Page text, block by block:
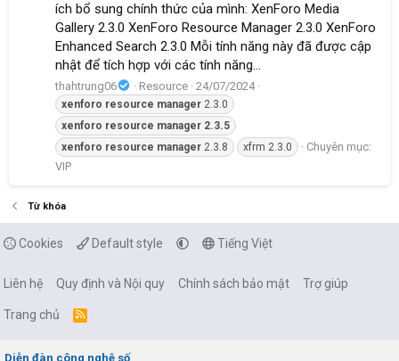
ích bổ sung chính thức của mình: XenForo Media
Gallery 2.3.0 XenForo Resource Manager 2.3.0 XenForo
Enhanced Search 2.3.0 Mỗi tính năng này đã được cập
nhật để tích hợp với các tính năng...
thahtrung06 Resource 24/07/2024
xenforo resource manager 2.3.0
xenforo resource manager 2.3.5
xenforo resource manager 2.3.8 xfrm 2.3.0
Chuyên mục:
VIP
Từ khóa
Cookies Default style Tiếng Việt
Liên hệ Quy định và Nội quy Chính sách bảo mật Trợ giúp
Trang chủ
R
Diễn đàn công nghệ số